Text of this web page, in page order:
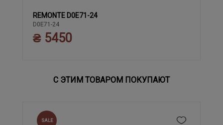
36 37 38 39
REMONTE D0E71-24
D0E71-24
₴ 5450
С ЭТИМ ТОВАРОМ ПОКУПАЮТ
SALE